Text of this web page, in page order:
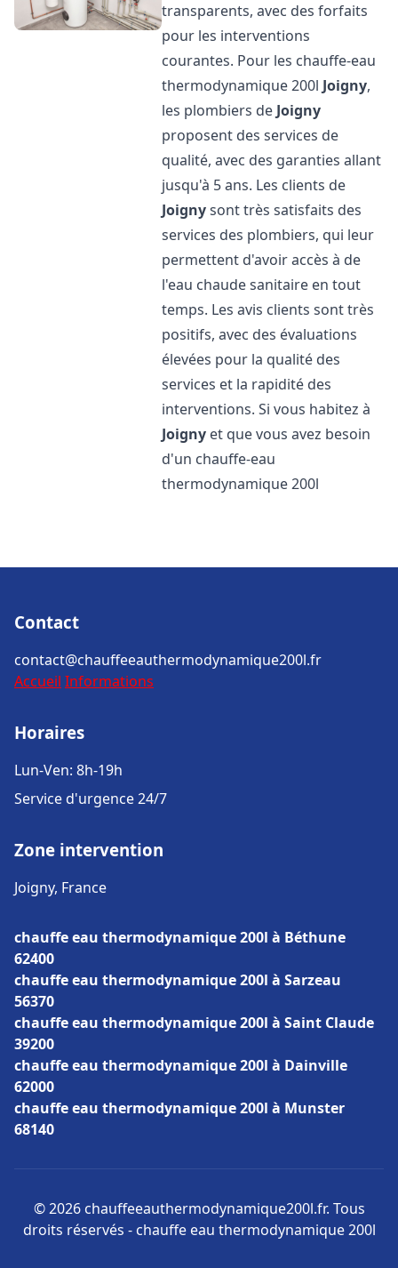
transparents, avec des forfaits
pour les interventions
courantes. Pour les chauffe-eau
thermodynamique 200l Joigny,
les plombiers de Joigny
proposent des services de
qualité, avec des garanties allant
jusqu'à 5 ans. Les clients de
Joignysont très satisfaits des
services des plombiers, qui leur
permettent d'avoir accès à de
l'eau chaude sanitaire en tout
temps. Les avis clients sont très
positifs, avec des évaluations
élevées pour la qualité des
services et la rapidité des
interventions. Si vous habitez à
Joigny et que vous avez besoin
d'un chauffe-eau
thermodynamique 200l
Contact
contact@chauffeeauthermodynamique200l.fr
Accueil Informations
Horaires
Lun-Ven: 8h-19h
Service d'urgence 24/7
Zone intervention
Joigny, France
chauffe eau thermodynamique 200l à Béthune
62400
chauffe eau thermodynamique 200l à Sarzeau
56370
chauffe eau thermodynamique 200l à Saint Claude
39200
chauffe eau thermodynamique 200l à Dainville
62000
chauffe eau thermodynamique 200l à Munster
68140
© 2026 chauffeeauthermodynamique200l.fr. Tous
droits réservés - chauffe eau thermodynamique 200l